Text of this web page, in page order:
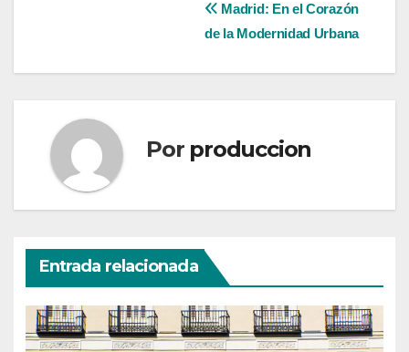
Madrid: En el Corazón
de la Modernidad Urbana
Por produccion
Entrada relacionada